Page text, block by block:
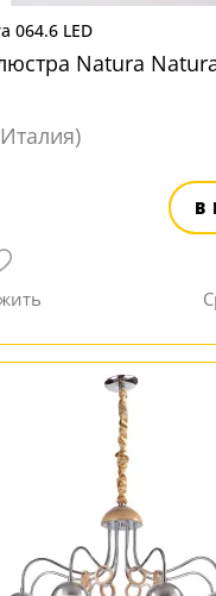
064.6 LED
Natura
В